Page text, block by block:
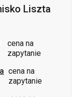
cena na
zapytanie
cena na
zapytanie